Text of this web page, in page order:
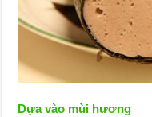
Dựa vào mùi hương